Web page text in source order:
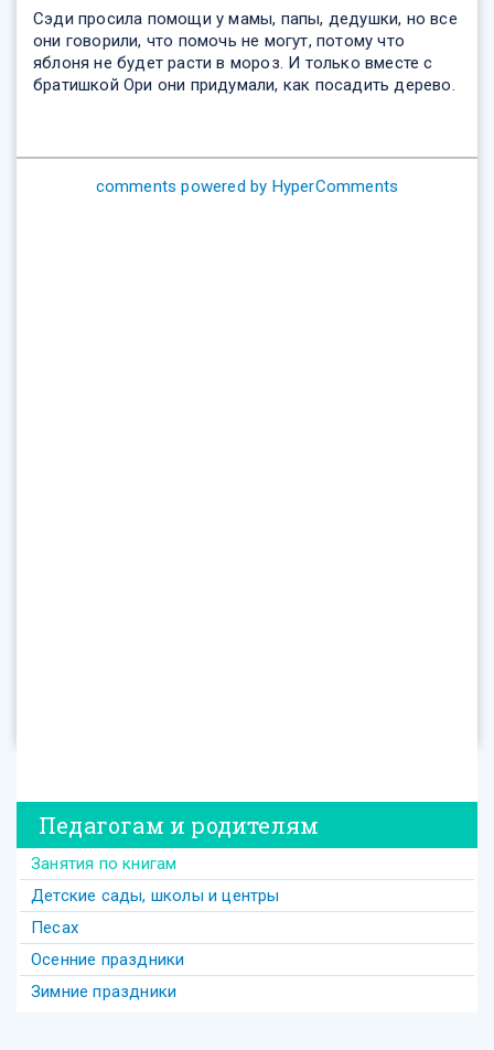
Сэди просила помощи у мамы, папы, дедушки, но все
они говорили, что помочь не могут, потому что
яблоня не будет расти в мороз. И только вместе с
братишкой Ори они придумали, как посадить дерево.
comments powered by HyperComments
Педагогам и родителям
Занятия по книгам
Детские сады, школы и центры
Песах
Осенние праздники
Зимние праздники